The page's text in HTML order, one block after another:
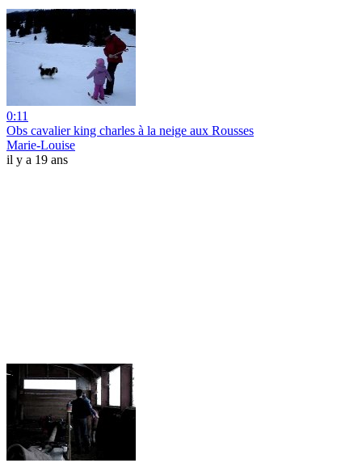
0:11
Obs cavalier king charles à la neige aux Rousses
Marie-Louise
il y a 19 ans